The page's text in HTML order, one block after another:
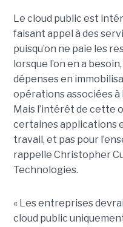
Le cloud public est
faisant appel à des
puisqu’on ne paie les
lorsque l’on en a
dépenses en
opérations associées à
Mais l’intérêt de cette
certaines applications
travail, et pas pour
rappelle Christopher
Technologies.
« Les entreprises
cloud public